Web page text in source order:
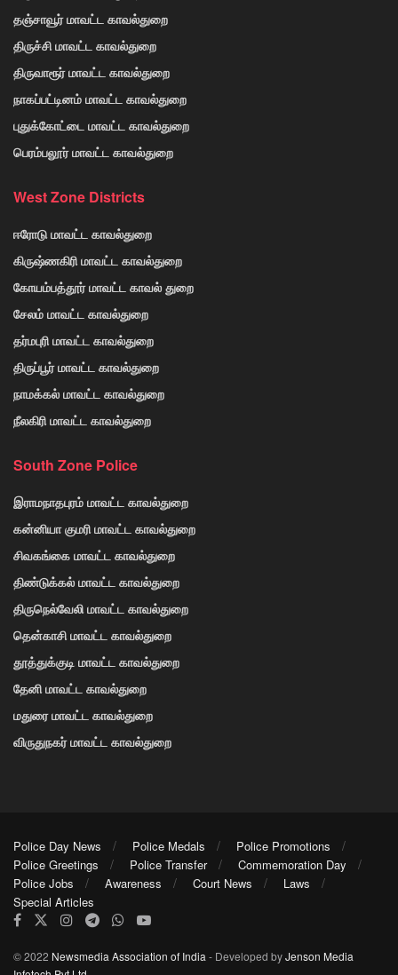
தஞ்சாவூர் மாவட்ட காவல்துறை
திருச்சி மாவட்ட காவல்துறை
திருவாரூர் மாவட்ட காவல்துறை
நாகப்பட்டினம் மாவட்ட காவல்துறை
புதுக்கோட்டை மாவட்ட காவல்துறை
பெரம்பலூர் மாவட்ட காவல்துறை
West Zone Districts
ஈரோடு மாவட்ட காவல்துறை
கிருஷ்ணகிரி மாவட்ட காவல்துறை
கோயம்பத்தூர் மாவட்ட காவல் துறை
சேலம் மாவட்ட காவல்துறை
தர்மபுரி மாவட்ட காவல்துறை
திருப்பூர் மாவட்ட காவல்துறை
நாமக்கல் மாவட்ட காவல்துறை
நீலகிரி மாவட்ட காவல்துறை
South Zone Police
இராமநாதபுரம் மாவட்ட காவல்துறை
கன்னியா குமரி மாவட்ட காவல்துறை
சிவகங்கை மாவட்ட காவல்துறை
திண்டுக்கல் மாவட்ட காவல்துறை
திருநெல்வேலி மாவட்ட காவல்துறை
தென்காசி மாவட்ட காவல்துறை
தூத்துக்குடி மாவட்ட காவல்துறை
தேனி மாவட்ட காவல்துறை
மதுரை மாவட்ட காவல்துறை
விருதுநகர் மாவட்ட காவல்துறை
Police Day News Police Medals
Police Promotions
Police Greetings
Police Transfer
Commemoration Day
Police Jobs
Awareness Court News
Laws
Special Articles
© 2022 Newsmedia Association of India - Developed byJenson Media